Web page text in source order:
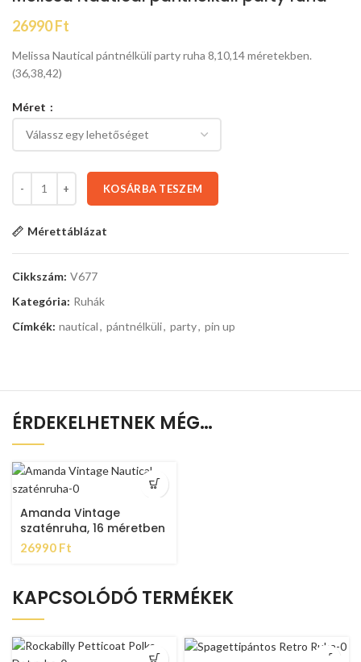
26990Ft
Melissa Nautical pántnélküli party ruha 8,10,14 méretekben.
(36,38,42)
Méret
KOSÁRBA TESZEM
Mérettáblázat
Cikkszám: V677
Kategória: Ruhák
Címkék: nautical, pántnélküli, party, pin up
ÉRDEKELHETNEK MÉG…
Amanda Vintage
szaténruha, 16 méretben
26990 Ft
KAPCSOLÓDÓ TERMÉKEK